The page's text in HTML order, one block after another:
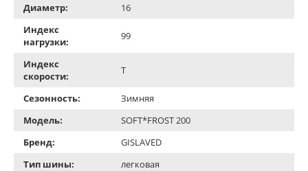
Диаметр:
16
Индекс
нагрузки:
99
Индекс
скорости:
T
Сезонность:
Зимняя
Модель:
SOFT*FROST 200
Бренд:
GISLAVED
Тип шины:
легковая